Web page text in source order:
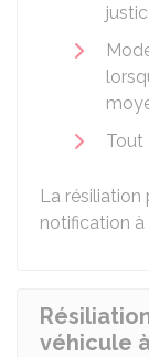
Tout
La résiliation
notification à
véhicule